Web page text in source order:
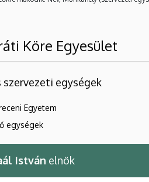
Köre Egyesület
szervezeti egységek
Egyetem
egységek
István elnök